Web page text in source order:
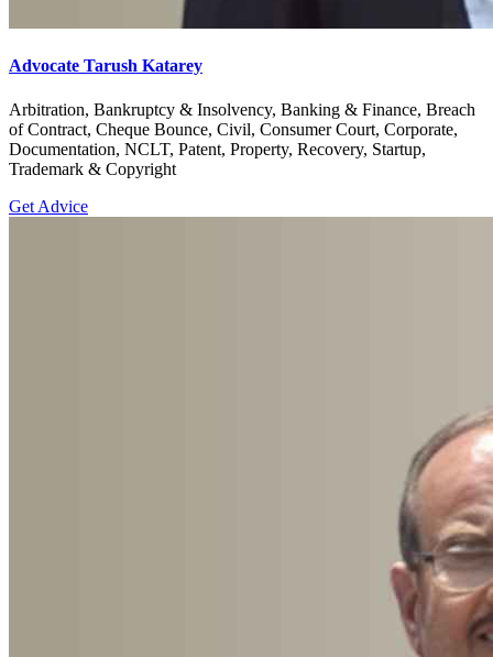
Advocate Tarush Katarey
Arbitration, Bankruptcy & Insolvency, Banking & Finance, Breach
of Contract, Cheque Bounce, Civil, Consumer Court, Corporate,
Documentation, NCLT, Patent, Property, Recovery, Startup,
Trademark & Copyright
Get Advice